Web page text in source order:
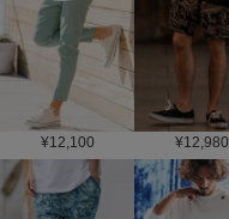
¥12,100 ¥12,980